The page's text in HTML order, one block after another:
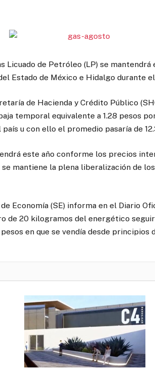
de Petróleo (LP) se mantendrá
Estado de México e Hidalgo durante
de Hacienda y Crédito Público
temporal equivalente a 1.28 pesos
u con ello el promedio pasaría de
este año conforme los precios
mantiene la plena liberalización de
Economía (SE) informa en el Diario
de 20 kilogramos del energético
en que se vendía desde principios